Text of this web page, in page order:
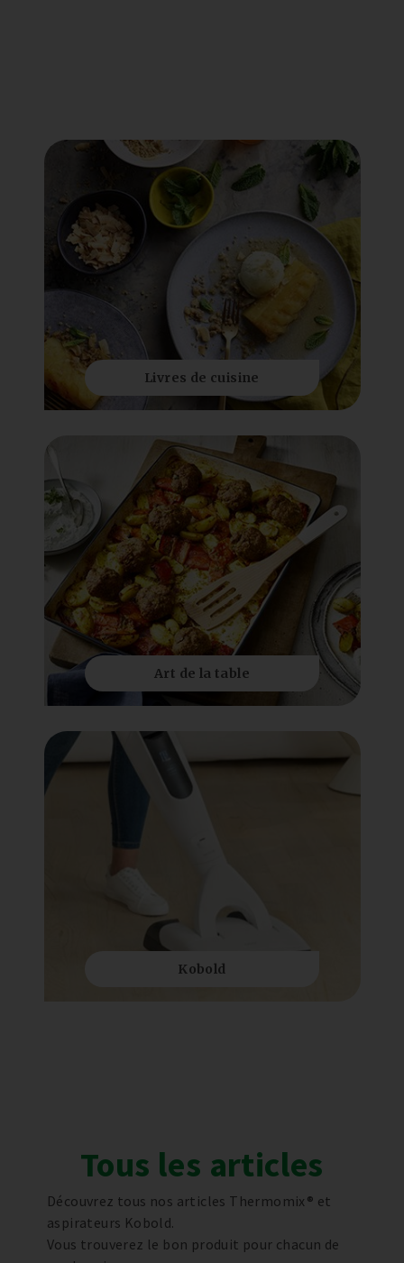
Livres de cuisine
Art de la table
Kobold
Tous les articles
Découvrez tous nos articles Thermomix® et
aspirateurs Kobold.
Vous trouverez le bon produit pour chacun de